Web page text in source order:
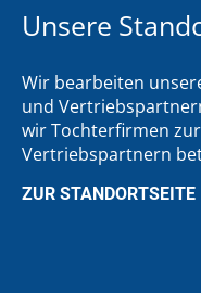
Unsere
Wir bearbeiten
und
wir Tochterfirmen
Vertriebspartnern
ZUR STANDORTSEITE